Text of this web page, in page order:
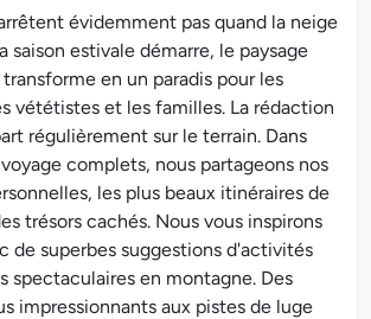
évidemment pas quand la neige
saison estivale démarre, le paysage
en un paradis pour les
vététistes et les familles. La rédaction
régulièrement sur le terrain. Dans
complets, nous partageons nos
les plus beaux itinéraires de
trésors cachés. Nous vous inspirons
de superbes suggestions d'activités
spectaculaires en montagne. Des
impressionnants aux pistes de luge